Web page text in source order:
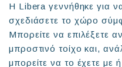
Η Libera γεννήθηκε για
σχεδιάσετε το χώρο
Μπορείτε να επιλέξετε
μπροστινό τοίχο και,
μπορείτε να το έχετε με